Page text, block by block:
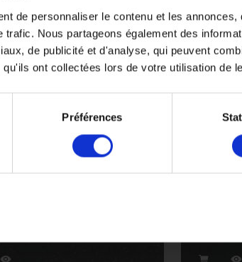
de personnaliser le contenu et les
trafic. Nous partageons également des
de publicité et d'analyse, qui peuvent
ont collectées lors de votre utilisation de
Préférences
Porthole
PX2007